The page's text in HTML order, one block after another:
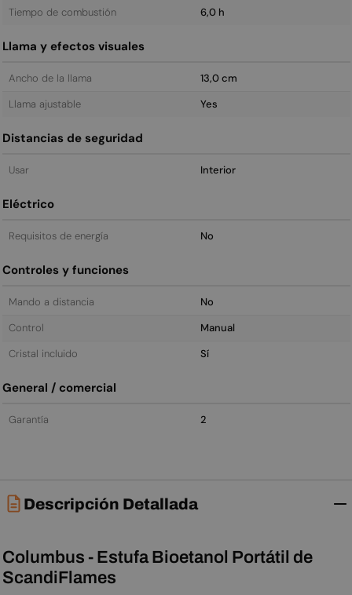
Tiempo de combustión 6,0 h
Llama y efectos visuales
Ancho de la llama
13,0 cm
Llama ajustable
Yes
Distancias de seguridad
Usar Interior
Eléctrico
Requisitos de energía No
Controles y funciones
Mando a distancia
No
Control
Manual
Cristal incluido
Sí
General / comercial
Garantía 2
Descripción Detallada
Columbus - Estufa Bioetanol Portátil de
ScandiFlames